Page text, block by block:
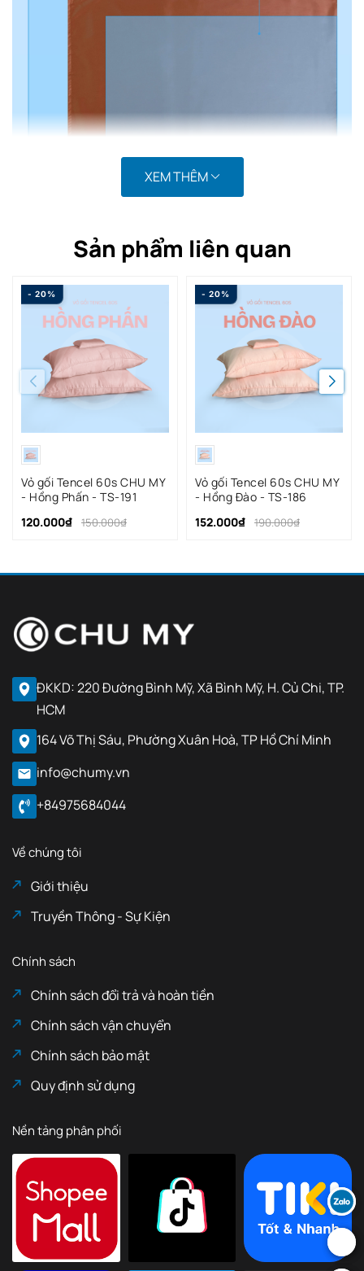
XEM THÊM
Sản phẩm liên quan
- 20%
Vỏ gối Tencel 60s CHU MY
- Hồng Phấn - TS-191
120.000₫
150.000₫
- 20%
Vỏ gối Tencel 60s CHU MY
- Hồng Đào - TS-186
152.000₫
190.000₫
ĐKKD: 220 Đường Bình Mỹ, Xã Bình Mỹ, H. Củ Chi, TP.
HCM
164 Võ Thị Sáu, Phường Xuân Hoà, TP Hồ Chí Minh
info@chumy.vn
+84975684044
Về chúng tôi
Giới thiệu
Truyền Thông - Sự Kiện
Chính sách
Chính sách đổi trả và hoàn tiền
Chính sách vận chuyển
Chính sách bảo mật
Quy định sử dụng
Nền tảng phân phối